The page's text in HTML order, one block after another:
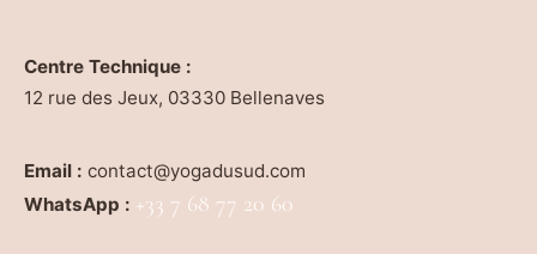
Centre Technique :
12 rue des Jeux, 03330 Bellenaves
Email : contact@yogadusud.com
WhatsApp : +33 7 68 77 20 60